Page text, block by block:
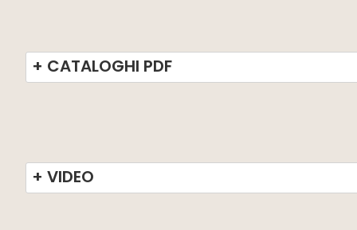
+ CATALOGHI PDF
+ VIDEO